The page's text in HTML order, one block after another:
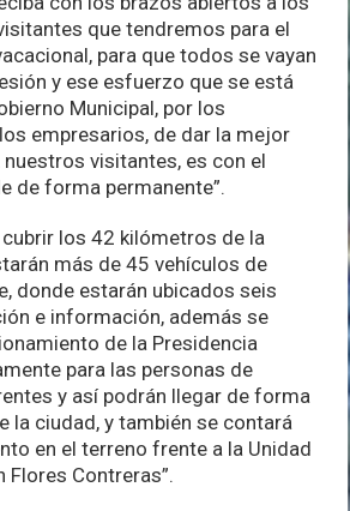
que tendremos para el
para que todos se vayan
y ese esfuerzo que se está
Municipal, por los
empresarios, de dar la mejor
visitantes, es con el
de forma permanente”.
los 42 kilómetros de la
más de 45 vehículos de
donde estarán ubicados seis
e información, además se
de la Presidencia
para las personas de
y así podrán llegar de forma
la ciudad, y también se contará
en el terreno frente a la Unidad
Flores Contreras”.